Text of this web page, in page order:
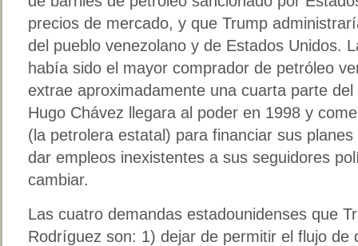
precios de mercado, y que Trump
del pueblo venezolano y de Estados Unidos.
había sido el mayor comprador de petróleo
extrae aproximadamente una cuarta parte
Hugo Chávez llegara al poder en 1998 y
(la petrolera estatal) para financiar sus
dar empleos inexistentes a sus seguidores
cambiar.
Las cuatro demandas estadounidenses que
Rodríguez son: 1) dejar de permitir el flujo de